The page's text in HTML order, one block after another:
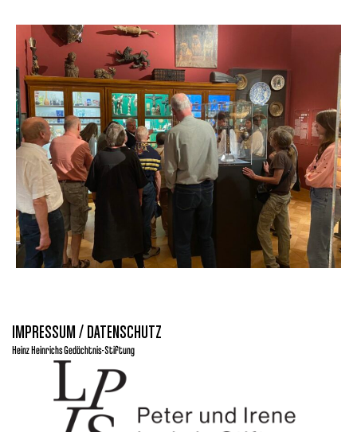
IMPRESSUM / DATENSCHUTZ
Heinz Heinrichs Gedächtnis-Stiftung